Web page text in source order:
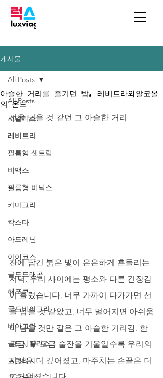
게시물
All Posts
시알리스
레비트라
필름형 센트립
비맥스
필름형 비닉스
카마그라
칵스타
아드레닌
아이코스
골드드래곤
해포쿠
골드비아그라
비아그라
골드시알리스
프릴리지
All Posts
아슬한 거리를 즐기던 밤, 레비트라와알코올
의 온도
선을 넘을 것 같던 그 아슬한 거리
잔에 담긴 붉은 빛이 은은하게 흔들리는
저녁, 우리 사이에는 평소와 다른 긴장감
이 흘렀습니다. 너무 가까이 다가가면 선
을 넘을 것 같았고, 너무 멀어지면 아쉬움
이 남을 것만 같은 그 아슬한 거리감. 한
모금, 두 모금 술잔을 기울일수록 우리의
시선은 더 깊어졌고, 마주치는 손끝은 더